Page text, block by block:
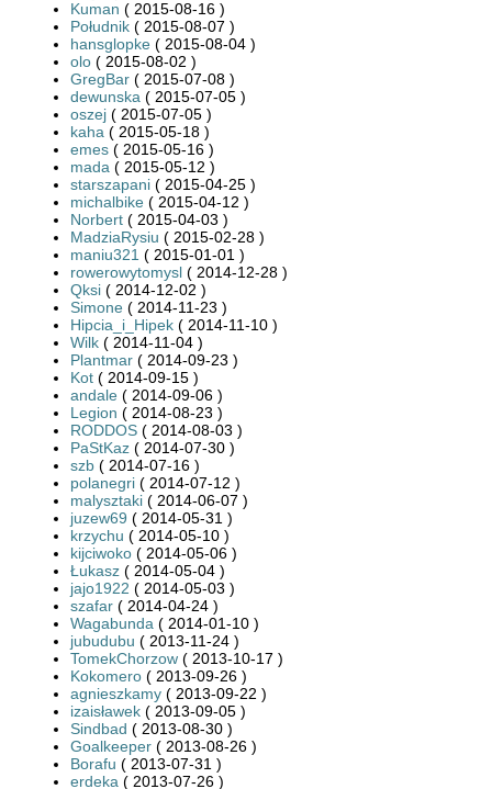
Kuman ( 2015-08-16 )
Południk ( 2015-08-07 )
hansglopke ( 2015-08-04 )
olo ( 2015-08-02 )
GregBar ( 2015-07-08 )
dewunska ( 2015-07-05 )
oszej ( 2015-07-05 )
kaha ( 2015-05-18 )
emes ( 2015-05-16 )
mada ( 2015-05-12 )
starszapani ( 2015-04-25 )
michalbike ( 2015-04-12 )
Norbert ( 2015-04-03 )
MadziaRysiu ( 2015-02-28 )
maniu321 ( 2015-01-01 )
rowerowytomysl ( 2014-12-28 )
Qksi ( 2014-12-02 )
Simone ( 2014-11-23 )
Hipcia_i_Hipek ( 2014-11-10 )
Wilk ( 2014-11-04 )
Plantmar ( 2014-09-23 )
Kot ( 2014-09-15 )
andale ( 2014-09-06 )
Legion ( 2014-08-23 )
RODDOS ( 2014-08-03 )
PaStKaz ( 2014-07-30 )
szb ( 2014-07-16 )
polanegri ( 2014-07-12 )
malysztaki ( 2014-06-07 )
juzew69 ( 2014-05-31 )
krzychu ( 2014-05-10 )
kijciwoko ( 2014-05-06 )
Łukasz ( 2014-05-04 )
jajo1922 ( 2014-05-03 )
szafar ( 2014-04-24 )
Wagabunda ( 2014-01-10 )
jubudubu ( 2013-11-24 )
TomekChorzow ( 2013-10-17 )
Kokomero ( 2013-09-26 )
agnieszkamy ( 2013-09-22 )
izaisławek ( 2013-09-05 )
Sindbad ( 2013-08-30 )
Goalkeeper ( 2013-08-26 )
Borafu ( 2013-07-31 )
erdeka ( 2013-07-26 )